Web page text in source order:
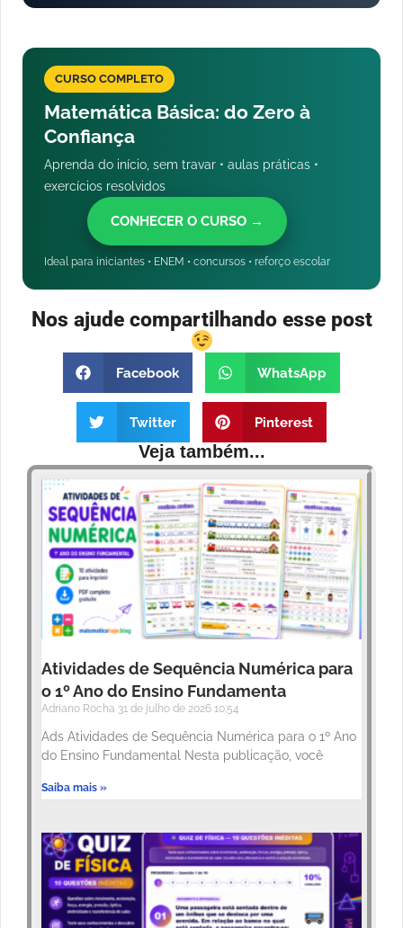
CURSO COMPLETO
Matemática Básica: do Zero à
Confiança
Aprenda do início, sem travar • aulas práticas •
exercícios resolvidos
CONHECER O CURSO →
Ideal para iniciantes • ENEM • concursos • reforço escolar
Nos ajude compartilhando esse post
Facebook WhatsApp
Twitter Pinterest
Veja também...
Atividades de Sequência Numérica para
o 1º Ano do Ensino Fundamenta
Adriano Rocha 31 de julho de 2026 10:54
Ads Atividades de Sequência Numérica para o 1º Ano
do Ensino Fundamental Nesta publicação, você
Saiba mais »